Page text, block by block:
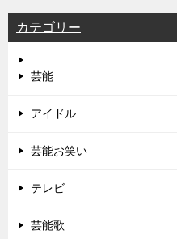
カテゴリー
芸能
アイドル
芸能お笑い
テレビ
芸能歌